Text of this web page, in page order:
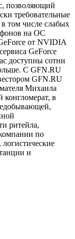
позволяющий
требовательные
том числе слабых
на ОС
от NVIDIA
GeForce
доступны сотни
С GFN.RU
GFN.RU
Михаила
в
ритейла,
по
и